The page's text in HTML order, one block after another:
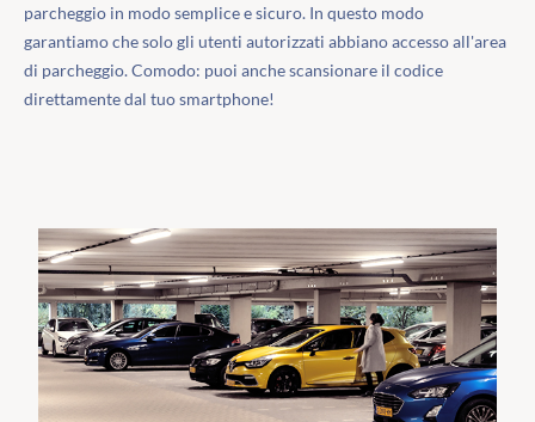
parcheggio in modo semplice e sicuro. In questo modo
garantiamo che solo gli utenti autorizzati abbiano accesso all'area
di parcheggio. Comodo: puoi anche scansionare il codice
direttamente dal tuo smartphone!